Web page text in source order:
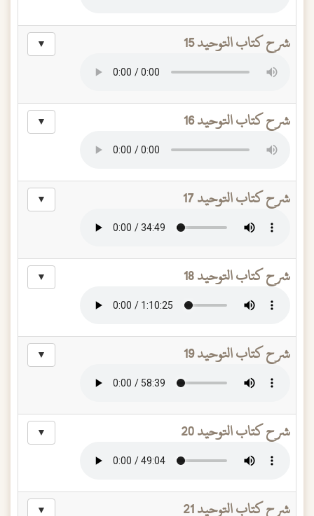
شرح كتاب التوحيد 15 ▼
شرح كتاب التوحيد 16 ▼
شرح كتاب التوحيد 17 ▼
شرح كتاب التوحيد 18 ▼
شرح كتاب التوحيد 19 ▼
شرح كتاب التوحيد 20 ▼
شرح كتاب التوحيد 21 ▼